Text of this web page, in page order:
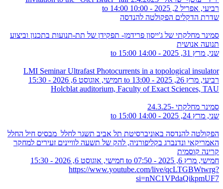
רביעי, אפריל 2, 2025 -
10:00
14:00
שדרת הדקלים הפקולטה להנדסה
סמינר מחלקתי של ג'ייסון פרידמן- תפקידן של תת-תנועות בתכנון וביצוע
תנועה אנושית
שני, מרץ 31, 2025 -
14:00
15:00
LMI Seminar Ultrafast Photocurrents in a topological insulator
רביעי, מרץ 26, 2025 - 13:00
חמישי, אוגוסט 6, 2026 - 15:30
Holcblat auditorium, Faculty of Exact Sciences, TAU
סמינר מחלקתי -24.3.25
שני, מרץ 24, 2025 -
14:00
15:00
הפקולטה להנדסה באוניברסיטת תל אביב תשגר לחלל מבסיס חיל החלל
האמריקאי ונדנברג בקליפורניה, להק של תשעה לוויינים זעירים למחקר
קרינה קוסמית
חמישי, מרץ 6, 2025 - 07:50
חמישי, אוגוסט 6, 2026 - 15:30
https://www.youtube.com/live/qcLTGBWtwrg?
si=nNC1VPdaQikpmUF7